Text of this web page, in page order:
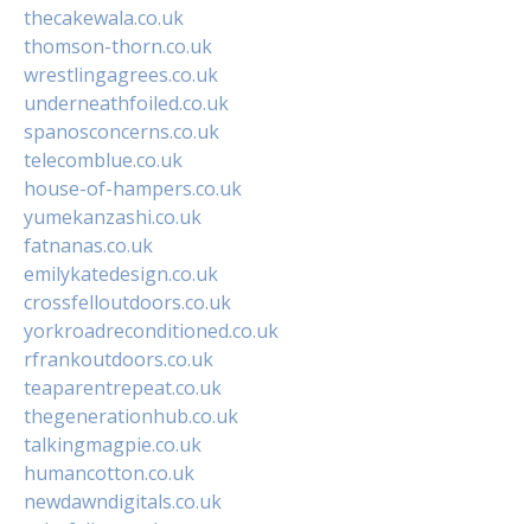
thecakewala.co.uk
thomson-thorn.co.uk
wrestlingagrees.co.uk
underneathfoiled.co.uk
spanosconcerns.co.uk
telecomblue.co.uk
house-of-hampers.co.uk
yumekanzashi.co.uk
fatnanas.co.uk
emilykatedesign.co.uk
crossfelloutdoors.co.uk
yorkroadreconditioned.co.uk
rfrankoutdoors.co.uk
teaparentrepeat.co.uk
thegenerationhub.co.uk
talkingmagpie.co.uk
humancotton.co.uk
newdawndigitals.co.uk